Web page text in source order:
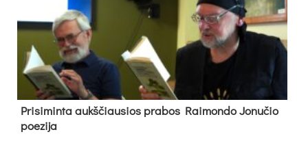
Pri­si­min­ta aukš­čiau­sios pra­bos Rai­mon­do Jo­nu­čio
poe­zi­ja